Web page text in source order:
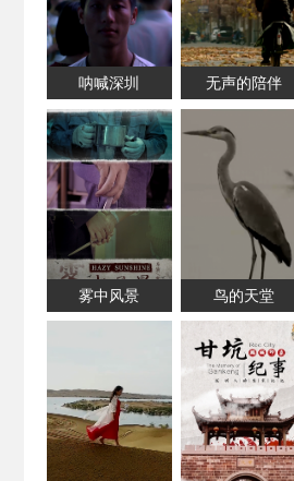
呐喊深圳 无声的陪伴
雾中风景 鸟的天堂